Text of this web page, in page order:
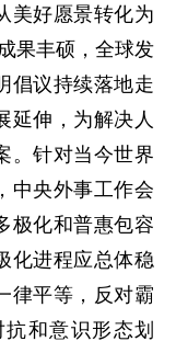
美好愿景转化为
果丰硕，全球发
倡议持续落地走
延伸，为解决人
。针对当今世界
中央外事工作会
极化和普惠包容
化进程应总体稳
律平等，反对霸
和意识形态划